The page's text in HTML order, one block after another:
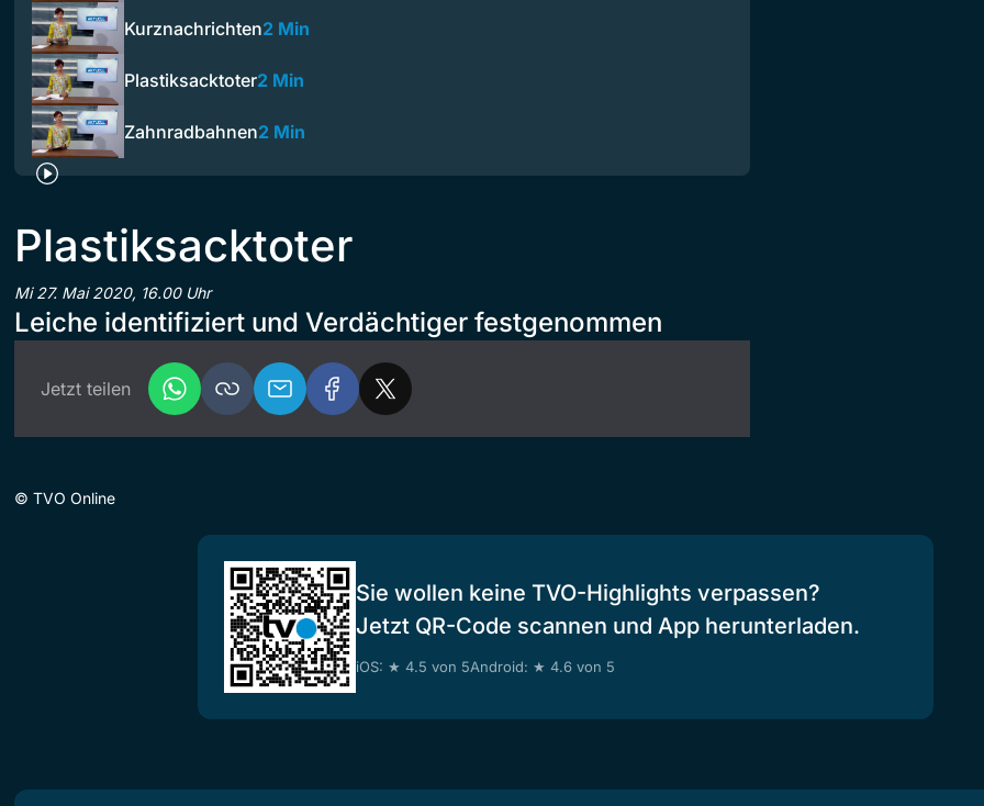
Kurznachrichten2 Min
Plastiksacktoter2 Min
Zahnradbahnen2 Min
Plastiksacktoter
Mi 27. Mai 2020, 16.00 Uhr
Leiche identifiziert und Verdächtiger festgenommen
Jetzt teilen
© TVO Online
Sie wollen keine TVO-Highlights verpassen?
Jetzt QR-Code scannen und App herunterladen.
iOS: ★ 4.5 von 5Android: ★ 4.6 von 5